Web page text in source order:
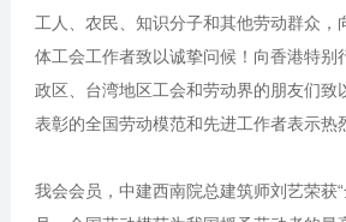
工人、农民、知识分子和其他劳动群众，
体工会工作者致以诚挚问候！向香港特别
政区、台湾地区工会和劳动界的朋友们致
表彰的全国劳动模范和先进工作者表示热
我会会员，中建西南院总建筑师刘艺荣获